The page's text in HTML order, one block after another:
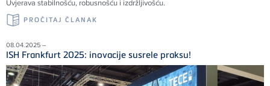
Uvjerava stabilnošću, robusnošću i izdržljivošću.
PROČITAJ ČLANAK
08.04.2025 –
ISH Frankfurt 2025: inovacije susrele praksu!